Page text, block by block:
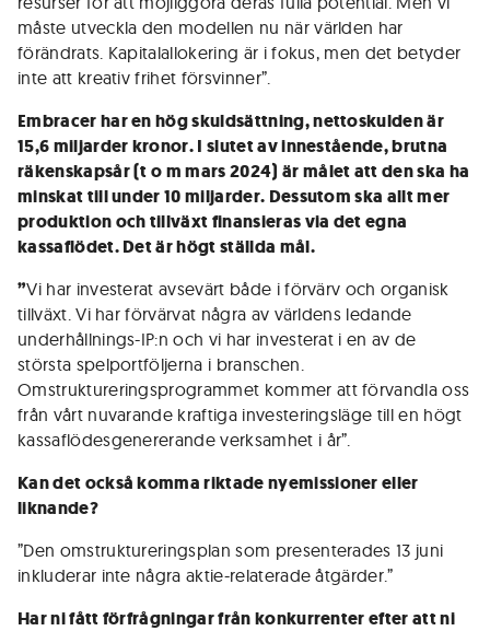
måste utveckla den modellen nu när världen har
förändrats. Kapitalallokering är i fokus, men det betyder
inte att kreativ frihet försvinner”.
Embracer har en hög skuldsättning, nettoskulden är
15,6 miljarder kronor. I slutet av innestående, brutna
räkenskapsår (t o m mars 2024) är målet att den ska ha
minskat till under 10 miljarder. Dessutom ska allt mer
produktion och tillväxt finansieras via det egna
kassaflödet. Det är högt ställda mål.
”Vi har investerat avsevärt både i förvärv och organisk
tillväxt. Vi har förvärvat några av världens ledande
underhållnings-IP:n och vi har investerat i en av de
största spelportföljerna i branschen.
Omstruktureringsprogrammet kommer att förvandla oss
från vårt nuvarande kraftiga investeringsläge till en högt
kassaflödesgenererande verksamhet i år”.
Kan det också komma riktade nyemissioner eller
liknande?
”Den omstruktureringsplan som presenterades 13 juni
inkluderar inte några aktie-relaterade åtgärder.”
Har ni fått förfrågningar från konkurrenter efter att ni